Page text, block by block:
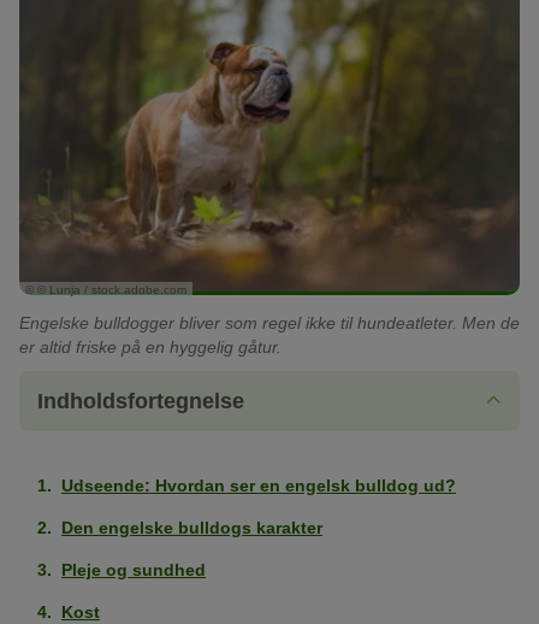
© © Lunja / stock.adobe.com
Engelske bulldogger bliver som regel ikke til hundeatleter. Men de
er altid friske på en hyggelig gåtur.
Indholdsfortegnelse
Udseende: Hvordan ser en engelsk bulldog ud?
Den engelske bulldogs karakter
Pleje og sundhed
Kost